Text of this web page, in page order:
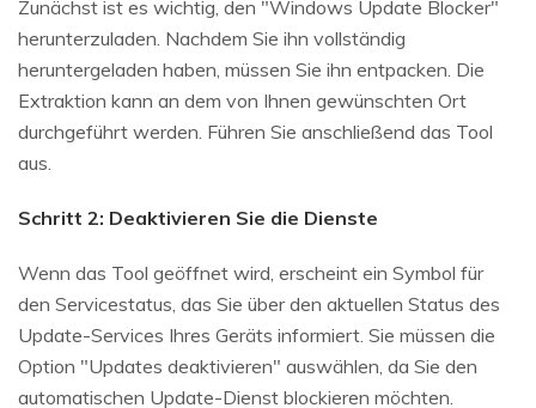
Zunächst ist es wichtig, den "Windows Update Blocker"
herunterzuladen. Nachdem Sie ihn vollständig
heruntergeladen haben, müssen Sie ihn entpacken. Die
Extraktion kann an dem von Ihnen gewünschten Ort
durchgeführt werden. Führen Sie anschließend das Tool
aus.
Schritt 2: Deaktivieren Sie die Dienste
Wenn das Tool geöffnet wird, erscheint ein Symbol für
den Servicestatus, das Sie über den aktuellen Status des
Update-Services Ihres Geräts informiert. Sie müssen die
Option "Updates deaktivieren" auswählen, da Sie den
automatischen Update-Dienst blockieren möchten.